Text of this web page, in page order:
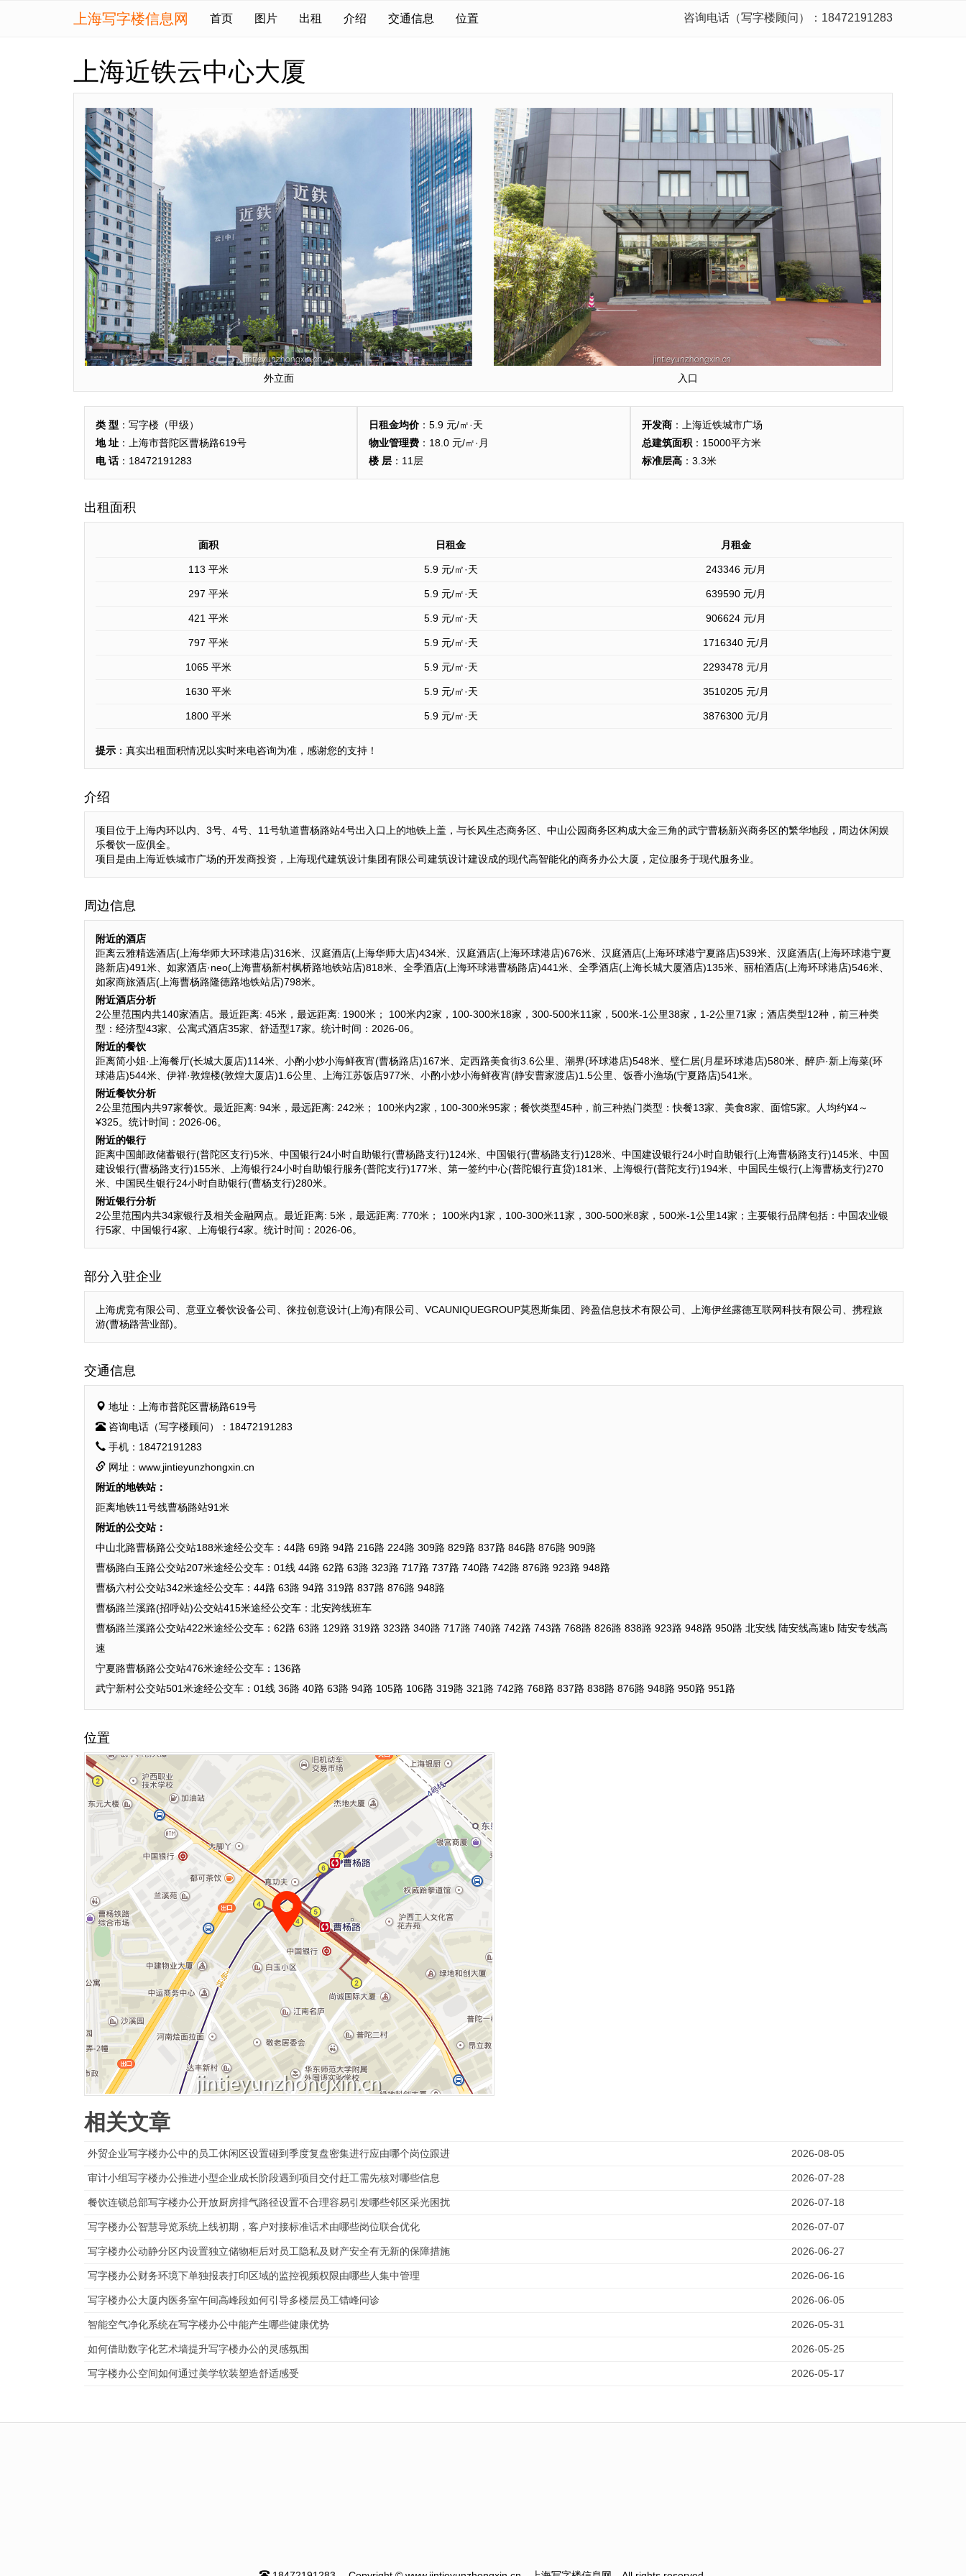
上海写字楼信息网 首页 图片 出租 介绍 交通信息 位置 咨询电话（写字楼顾问）：18472191283
上海近铁云中心大厦
外立面 入口
类 型 ：写字楼（甲级）
地 址 ：上海市普陀区曹杨路619号
电 话：18472191283
日租金均价：5.9 元/㎡·天
物业管理费 ：18.0 元/㎡·月
楼 层 ：11层
开发商 ：上海近铁城市广场
总建筑面积 ：15000平方米
标准层高 ：3.3米
出租面积
面积 日租金 月租金
113 平米 5.9 元/㎡·天 243346 元/月
297 平米 5.9 元/㎡·天 639590 元/月
421 平米 5.9 元/㎡·天 906624 元/月
797 平米 5.9 元/㎡·天 1716340 元/月
1065 平米 5.9 元/㎡·天 2293478 元/月
1630 平米 5.9 元/㎡·天 3510205 元/月
1800 平米 5.9 元/㎡·天 3876300 元/月
提示 ：真实出租面积情况以实时来电咨询为准，感谢您的支持！
介绍
项目位于上海内环以内、3号、4号、11号轨道曹杨路站4号出入口上的地铁上盖，与长风生态商务区、中山公园商务区构成大金三角的武宁曹杨新兴商务区的繁华地段，周边休闲娱
乐餐饮一应俱全。
项目是由上海近铁城市广场的开发商投资，上海现代建筑设计集团有限公司建筑设计建设成的现代高智能化的商务办公大厦，定位服务于现代服务业。
周边信息
附近的酒店
距离云雅精选酒店(上海华师大环球港店)316米、汉庭酒店(上海华师大店)434米、汉庭酒店(上海环球港店)676米、汉庭酒店(上海环球港宁夏路店)539米、汉庭酒店(上海环球港宁夏
路新店)491米、如家酒店·neo(上海曹杨新村枫桥路地铁站店)818米、全季酒店(上海环球港曹杨路店)441米、全季酒店(上海长城大厦酒店)135米、丽柏酒店(上海环球港店)546米、
如家商旅酒店(上海曹杨路隆德路地铁站店)798米。
附近酒店分析
2公里范围内共140家酒店。最近距离: 45米，最远距离: 1900米； 100米内2家，100-300米18家，300-500米11家，500米-1公里38家，1-2公里71家；酒店类型12种，前三种类
型：经济型43家、公寓式酒店35家、舒适型17家。统计时间：2026-06。
附近的餐饮
距离简小姐·上海餐厅(长城大厦店)114米、小酌小炒小海鲜夜宵(曹杨路店)167米、定西路美食街3.6公里、潮界(环球港店)548米、璧仁居(月星环球港店)580米、醉庐·新上海菜(环
球港店)544米、伊祥·敦煌楼(敦煌大厦店)1.6公里、上海江苏饭店977米、小酌小炒小海鲜夜宵(静安曹家渡店)1.5公里、饭香小渔场(宁夏路店)541米。
附近餐饮分析
2公里范围内共97家餐饮。最近距离: 94米，最远距离: 242米； 100米内2家，100-300米95家；餐饮类型45种，前三种热门类型：快餐13家、美食8家、面馆5家。人均约¥4～
¥325。统计时间：2026-06。
附近的银行
距离中国邮政储蓄银行(普陀区支行)5米、中国银行24小时自助银行(曹杨路支行)124米、中国银行(曹杨路支行)128米、中国建设银行24小时自助银行(上海曹杨路支行)145米、中国
建设银行(曹杨路支行)155米、上海银行24小时自助银行服务(普陀支行)177米、第一签约中心(普陀银行直贷)181米、上海银行(普陀支行)194米、中国民生银行(上海曹杨支行)270
米、中国民生银行24小时自助银行(曹杨支行)280米。
附近银行分析
2公里范围内共34家银行及相关金融网点。最近距离: 5米，最远距离: 770米； 100米内1家，100-300米11家，300-500米8家，500米-1公里14家；主要银行品牌包括：中国农业银
行5家、中国银行4家、上海银行4家。统计时间：2026-06。
部分入驻企业
上海虎竞有限公司、意亚立餐饮设备公司、徕拉创意设计(上海)有限公司、VCAUNIQUEGROUP莫恩斯集团、跨盈信息技术有限公司、上海伊丝露德互联网科技有限公司、携程旅
游(曹杨路营业部)。
交通信息
地址：上海市普陀区曹杨路619号
咨询电话（写字楼顾问）：18472191283
手机：18472191283
网址：www.jintieyunzhongxin.cn
附近的地铁站：
距离地铁11号线曹杨路站91米
附近的公交站：
中山北路曹杨路公交站188米途经公交车：44路 69路 94路 216路 224路 309路 829路 837路 846路 876路 909路
曹杨路白玉路公交站207米途经公交车：01线 44路 62路 63路 323路 717路 737路 740路 742路 876路 923路 948路
曹杨六村公交站342米途经公交车：44路 63路 94路 319路 837路 876路 948路
曹杨路兰溪路(招呼站)公交站415米途经公交车：北安跨线班车
曹杨路兰溪路公交站422米途经公交车：62路 63路 129路 319路 323路 340路 717路 740路 742路 743路 768路 826路 838路 923路 948路 950路 北安线 陆安线高速b 陆安专线高
速
宁夏路曹杨路公交站476米途经公交车：136路
武宁新村公交站501米途经公交车：01线 36路 40路 63路 94路 105路 106路 319路 321路 742路 768路 837路 838路 876路 948路 950路 951路
位置
相关文章
外贸企业写字楼办公中的员工休闲区设置碰到季度复盘密集进行应由哪个岗位跟进 2026-08-05
审计小组写字楼办公推进小型企业成长阶段遇到项目交付赶工需先核对哪些信息 2026-07-28
餐饮连锁总部写字楼办公开放厨房排气路径设置不合理容易引发哪些邻区采光困扰 2026-07-18
写字楼办公智慧导览系统上线初期，客户对接标准话术由哪些岗位联合优化 2026-07-07
写字楼办公动静分区内设置独立储物柜后对员工隐私及财产安全有无新的保障措施 2026-06-27
写字楼办公财务环境下单独报表打印区域的监控视频权限由哪些人集中管理 2026-06-16
写字楼办公大厦内医务室午间高峰段如何引导多楼层员工错峰问诊 2026-06-05
智能空气净化系统在写字楼办公中能产生哪些健康优势 2026-05-31
如何借助数字化艺术墙提升写字楼办公的灵感氛围 2026-05-25
写字楼办公空间如何通过美学软装塑造舒适感受 2026-05-17